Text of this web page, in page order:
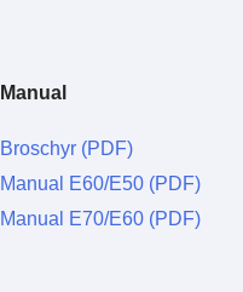
Manual
Broschyr (PDF)
Manual E60/E50 (PDF)
Manual E70/E60 (PDF)